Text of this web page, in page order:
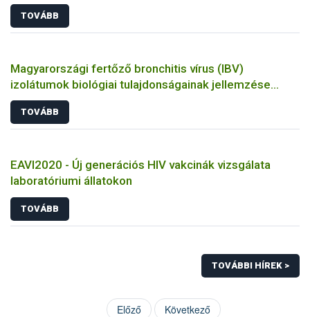
TOVÁBB
Magyarországi fertőző bronchitis vírus (IBV)
izolátumok biológiai tulajdonságainak jellemzése
állatkísérletes és molekuláris biológiai eszközökkel
TOVÁBB
EAVI2020 - Új generációs HIV vakcinák vizsgálata
laboratóriumi állatokon
TOVÁBB
TOVÁBBI HÍREK >
Előző Következő